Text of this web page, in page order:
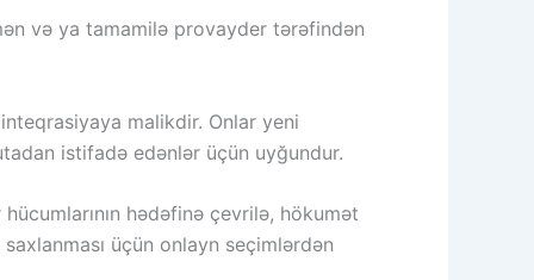
və ya tamamilə provayder tərəfindən
malikdir. Onlar yeni
istifadə edənlər üçün uyğundur.
hədəfinə çevrilə, hökumət
üçün onlayn seçimlərdən